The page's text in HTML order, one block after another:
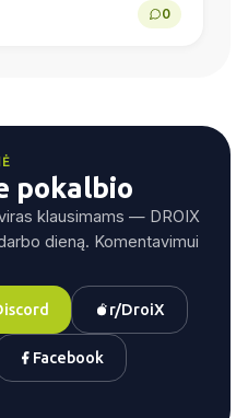
„Android“
0
pokalbio
klausimams — DROIX
dieną. Komentavimui
r/DroiX
Facebook